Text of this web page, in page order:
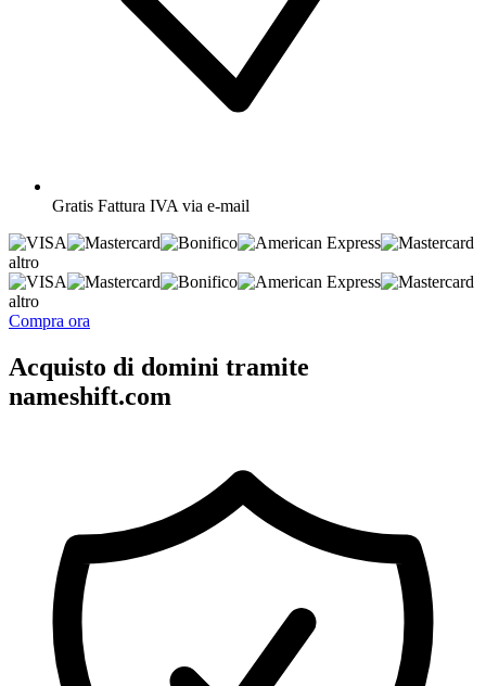
Gratis Fattura IVA via e-mail
altro
altro
Compra ora
Acquisto di domini tramite
nameshift.com